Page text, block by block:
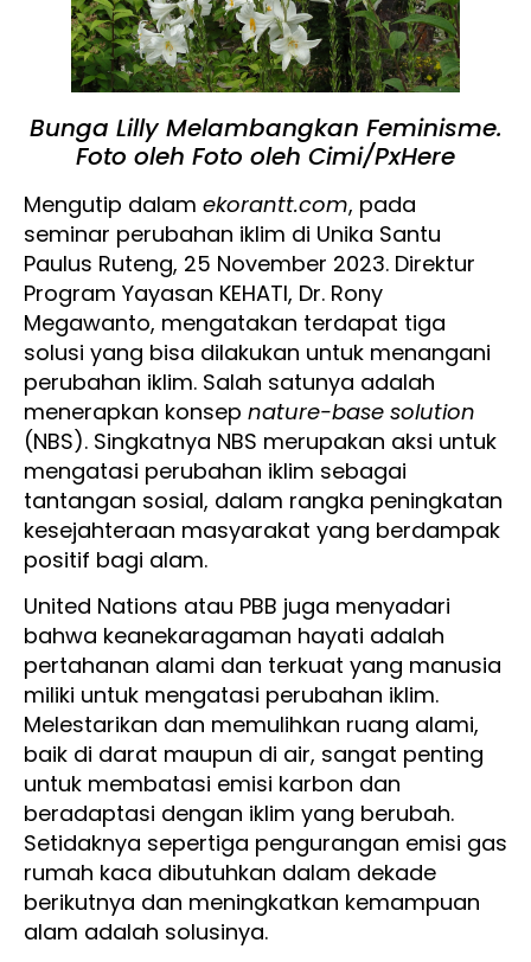
Bunga Lilly Melambangkan Feminisme.
Foto oleh Foto oleh Cimi/PxHere
Mengutip dalam ekorantt.com, pada
seminar perubahan iklim di Unika Santu
Paulus Ruteng, 25 November 2023. Direktur
Program Yayasan KEHATI, Dr. Rony
Megawanto, mengatakan terdapat tiga
solusi yang bisa dilakukan untuk menangani
perubahan iklim. Salah satunya adalah
menerapkan konsep nature-base solution
(NBS). Singkatnya NBS merupakan aksi untuk
mengatasi perubahan iklim sebagai
tantangan sosial, dalam rangka peningkatan
kesejahteraan masyarakat yang berdampak
positif bagi alam.
United Nations atau PBB juga menyadari
bahwa keanekaragaman hayati adalah
pertahanan alami dan terkuat yang manusia
miliki untuk mengatasi perubahan iklim.
Melestarikan dan memulihkan ruang alami,
baik di darat maupun di air, sangat penting
untuk membatasi emisi karbon dan
beradaptasi dengan iklim yang berubah.
Setidaknya sepertiga pengurangan emisi gas
rumah kaca dibutuhkan dalam dekade
berikutnya dan meningkatkan kemampuan
alam adalah solusinya.